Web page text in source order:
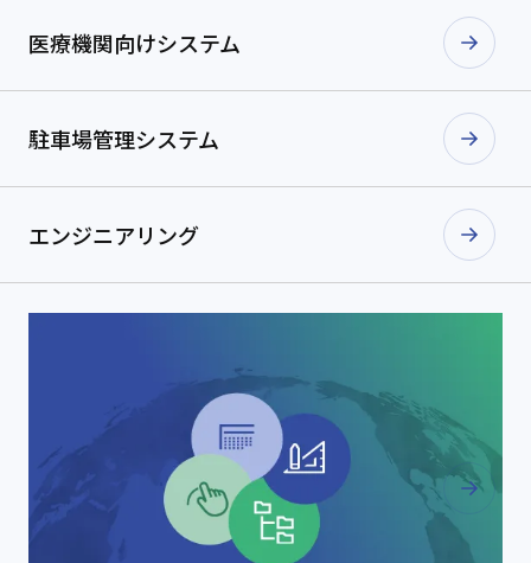
医療機関向けシステム
駐車場管理システム
エンジニアリング